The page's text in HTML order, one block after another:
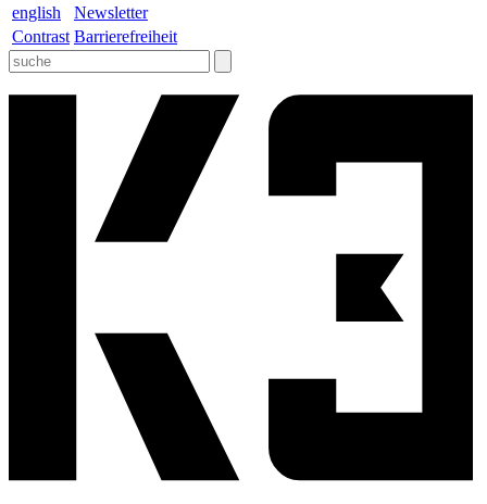
english
Newsletter
Contrast Barrierefreiheit